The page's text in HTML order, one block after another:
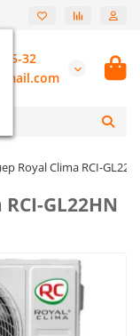
55-32
Royal Clima RCI-
GL22HN